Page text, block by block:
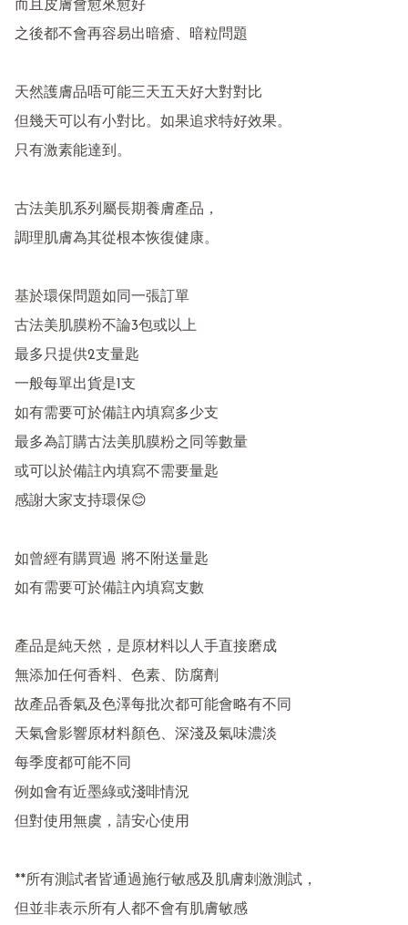
而且皮膚會愈來愈好
之後都不會再容易出暗瘡、暗粒問題
天然護膚品唔可能三天五天好大對對比
但幾天可以有小對比。如果追求特好效果。
只有激素能達到。
古法美肌系列屬長期養膚產品，
調理肌膚為其從根本恢復健康。
基於環保問題如同一張訂單
古法美肌膜粉不論3包或以上
最多只提供2支量匙
一般每單出貨是1支
如有需要可於備註內填寫多少支
最多為訂購古法美肌膜粉之同等數量
或可以於備註內填寫不需要量匙
感謝大家支持環保😊
如曾經有購買過 將不附送量匙
如有需要可於備註內填寫支數
產品是純天然，是原材料以人手直接磨成
無添加任何香料、色素、防腐劑
故產品香氣及色澤每批次都可能會略有不同
天氣會影響原材料顏色、深淺及氣味濃淡
每季度都可能不同
例如會有近墨綠或淺啡情況
但對使用無虞，請安心使用
**所有測試者皆通過施行敏感及肌膚刺激測試，
但並非表示所有人都不會有肌膚敏感